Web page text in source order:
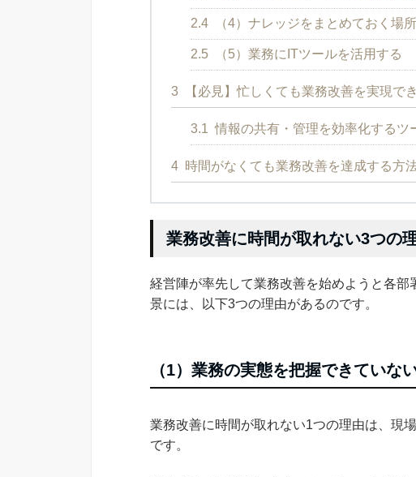
2.4 （4）ナレッジをまとめておく場
2.5 （5）業務にITツールを活用する
3 【必見】忙しくても業務改善を実現で
3.1 情報の共有・管理を効率化するツ
4 時間がなくても業務改善を達成する方
業務改善に時間が取れない3つの
経営陣が率先して業務改善を始めようと各
景には、以下3つの理由があるのです。
（1）業務の実態を把握できていな
業務改善に時間が取れない1つの理由は、現
です。